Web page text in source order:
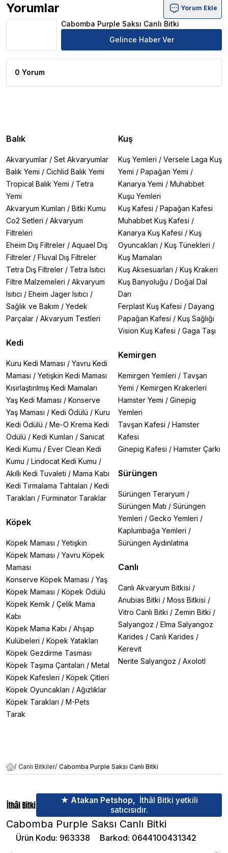
Yorumlar
Cabomba Purple Saksı Canlı Bitki Ürün Yorumları
Yorum Ekle
Cabomba Purple Saksı Canlı Bitki
Gelince Haber Ver
0 Yorum
Balık
Akvaryumlar / Set Akvaryumlar
Balık Yemi / Cichlid Balık Yemi
Tropical Balık Yemi / Tetra
Yemi
Akvaryum Kumları / Bitki Kumu
Co2 Setleri / Akvaryum
Filtreleri
Eheim Dış Filtreler / Aquael Dış
Filtreler / Fluval Dış Filtreler
Tetra Dış Filtreler / Tetra Isıtıcı
Filtre Malzemeleri / Akvaryum
Isıtıcı / Eheim Jager Isıtıcı /
Sağlık ve Bakım / Yedek
Parçalar / Akvaryum Testleri
Kedi
Kuru Kedi Maması / Yavru Kedi
Maması / Yetişkin Kedi Maması
Kısırlaştırılmış Kedi Mamaları
Yaş Kedi Maması / Konserve
Yaş Maması / Kedi Ödülü / Kuru
Kedi Ödülü / Me-O Krema Kedi
Ödülü / Kedi Kumları / Sanicat
Kedi Kumu / Ever Clean Kedi
Kumu / Lindocat Kedi Kumu /
Akıllı Kedi Tuvaleti / Mama Kabı
Kedi Tırmalama Tahtaları / Kedi
Tarakları / Furminator Taraklar
Köpek
Köpek Maması / Yetişkin
Köpek Maması / Yavru Köpek
Maması
Konserve Köpek Maması / Yaş
Köpek Maması / Köpek Ödülü
Köpek Kemik / Çelik Mama
Kabı
Köpek Mama Kabı / Ahşap
Kulübeleri / Köpek Yatakları
Köpek Gezdirme Tasması
Köpek Taşıma Çantaları / Metal
Köpek Kafesleri / Köpek Çitleri
Köpek Oyuncakları / Ağızlıklar
Köpek Tarakları / M-Pets
Tarak
Kuş
Kuş Yemleri / Versele Laga Kuş
Yemi / Papağan Yemi /
Kanarya Yemi / Muhabbet
Kuşu Yemleri
Kuş Kafesi / Papağan Kafesi
Muhabbet Kuş Kafesi /
Kanarya Kuş Kafesi / Kuş
Oyuncakları / Kuş Tünekleri /
Kuş Mamaları
Kuş Aksesuarları / Kuş Krakeri
Kuş Banyoluğu / Doğal Dal
Darı
Ferplast Kuş Kafesi / Dayang
Papağan Kafesi / Kuş Sağlığı
Vision Kuş Kafesi / Gaga Taşı
Kemirgen
Kemirgen Yemleri / Tavşan
Yemi / Kemirgen Krakerleri
Hamster Yemi / Ginepig
Yemleri
Tavşan Kafesi / Hamster
Kafesi
Ginepig Kafesi / Hamster Çarkı
Sürüngen
Sürüngen Teraryum /
Sürüngen Matı / Sürüngen
Yemleri / Gecko Yemleri /
Kaplumbağa Yemleri /
Sürüngen Aydınlatma
Canlı
Canlı Akvaryum Bitkisi /
Anubias Bitki / Moss Bitkisi /
Vitro Canlı Bitki / Zemin Bitki /
Salyangoz / Elma Salyangoz
Karides / Canlı Karides /
Kerevit
Nerite Salyangoz / Axolotl
/ Canlı Bitkiler/ Cabomba Purple Saksı Canlı Bitki
★ Atakan Petshop, İthâl Bitki yetkili
satıcısıdır.
Cabomba Purple Saksı Canlı Bitki
Ürün Kodu: 963338 Barkod: 0644100431342